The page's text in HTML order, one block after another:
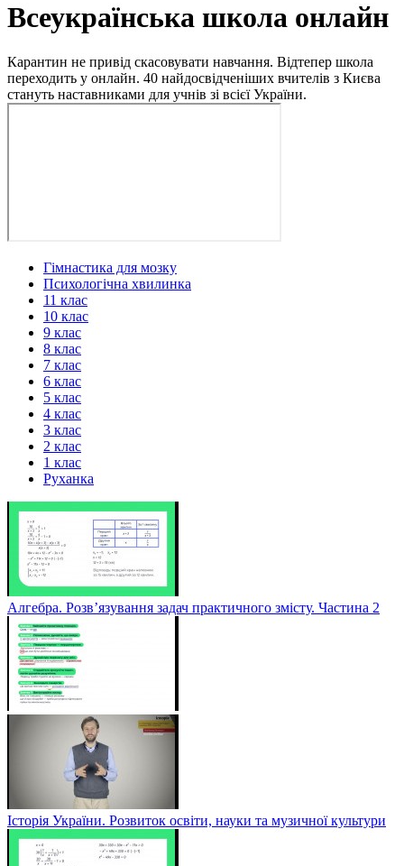
Всеукраїнська школа онлайн
Карантин не привід скасовувати навчання. Відтепер школа
переходить у онлайн. 40 найдосвідченіших вчителів з Києва
стануть наставниками для учнів зі всієї України.
Гімнастика для мозку
Психологічна хвилинка
11 клас
10 клас
9 клас
8 клас
7 клас
6 клас
5 клас
4 клас
3 клас
2 клас
1 клас
Руханка
Алгебра. Розв’язування задач практичного змісту. Частина 2
Історія України. Розвиток освіти, науки та музичної культури